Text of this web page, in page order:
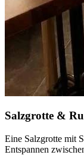
Salzgrotte &
Eine Salzgrotte mit
Entspannen